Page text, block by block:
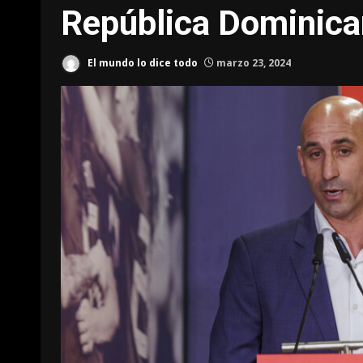
República
El mundo lo dice todo marzo 23, 2024